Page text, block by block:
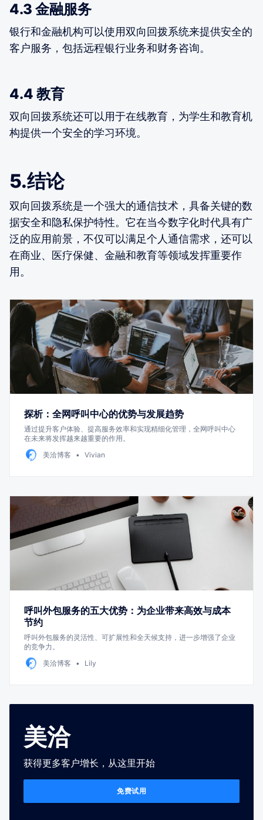
4.3 金融服务
银行和金融机构可以使用双向回拨系统来提供安全的
客户服务，包括远程银行业务和财务咨询。
4.4 教育
双向回拨系统还可以用于在线教育，为学生和教育机
构提供一个安全的学习环境。
5.结论
双向回拨系统是一个强大的通信技术，具备关键的数
据安全和隐私保护特性。它在当今数字化时代具有广
泛的应用前景，不仅可以满足个人通信需求，还可以
在商业、医疗保健、金融和教育等领域发挥重要作
用。
探析：全网呼叫中心的优势与发展趋势
通过提升客户体验、提高服务效率和实现精细化管理，全网呼叫中心
在未来将发挥越来越重要的作用。
美洽博客
Vivian
呼叫外包服务的五大优势：为企业带来高效与成本
节约
呼叫外包服务的灵活性、可扩展性和全天候支持，进一步增强了企业
的竞争力。
美洽博客
Lily
美洽
获得更多客户增长，从这里开始
免费试用